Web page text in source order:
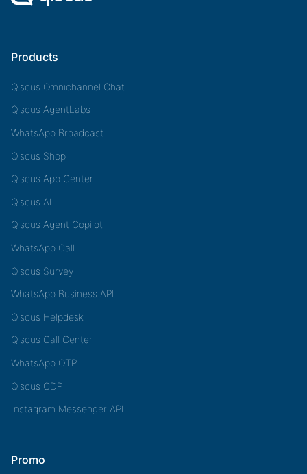
Products
Qiscus Omnichannel Chat
Qiscus AgentLabs
WhatsApp Broadcast
Qiscus Shop
Qiscus App Center
Qiscus AI
Qiscus Agent Copilot
WhatsApp Call
Qiscus Survey
WhatsApp Business API
Qiscus Helpdesk
Qiscus Call Center
WhatsApp OTP
Qiscus CDP
Instagram Messenger API
Promo